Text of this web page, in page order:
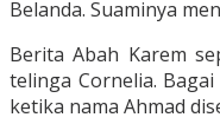
Belanda. Suaminya
Berita Abah Karem
telinga Cornelia.
ketika nama Ahmad